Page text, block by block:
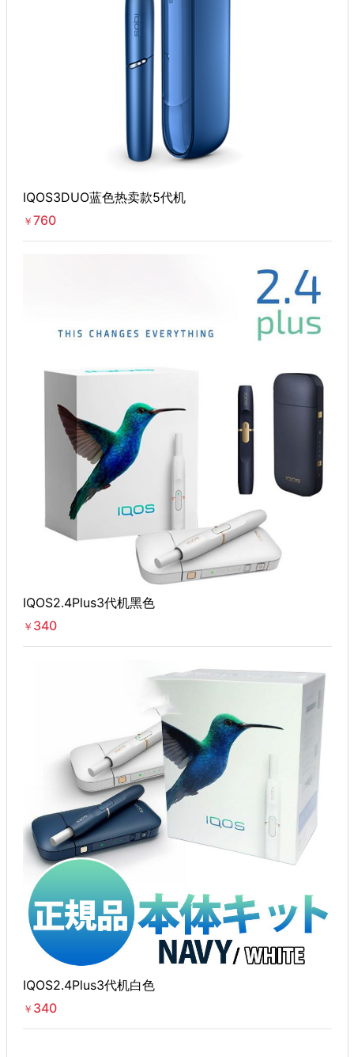
IQOS3DUO蓝色热卖款5代机
￥ 760
IQOS2.4Plus3代机黑色
￥ 340
IQOS2.4Plus3代机白色
￥ 340